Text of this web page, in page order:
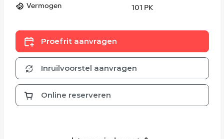
Vermogen
101 PK
Proefrit aanvragen
Inruilvoorstel aanvragen
Online reserveren